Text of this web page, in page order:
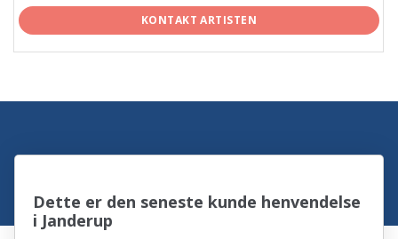
KONTAKT ARTISTEN
Dette er den seneste kunde henvendelse
i Janderup